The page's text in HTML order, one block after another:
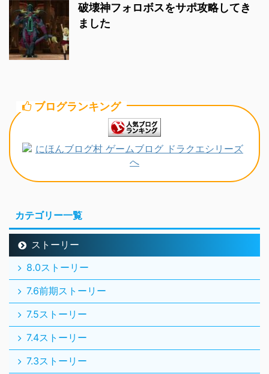
破壊神フォロボスをサポ攻略してき
ました
ブログランキング
カテゴリー一覧
ストーリー
8.0ストーリー
7.6前期ストーリー
7.5ストーリー
7.4ストーリー
7.3ストーリー